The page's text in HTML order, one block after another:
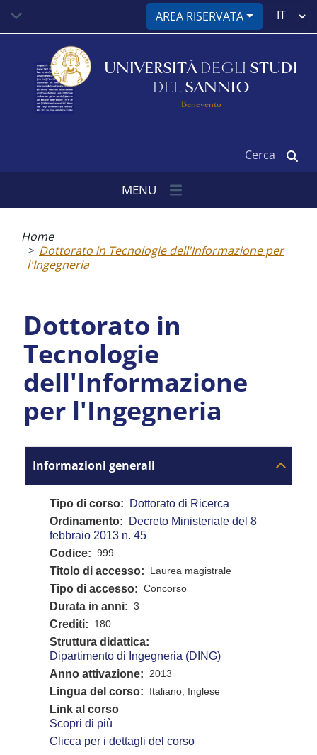
contenuto
AREA RISERVATA
Select
UNIVERSITÀ DEGLI STUDI
DEL SANNIO
Benevento
MENU
pane
Home
Dottorato in Tecnologie dell'Informazione per
l'Ingegneria
Dottorato in
Tecnologie
dell'Informazione
per l'Ingegneria
Informazioni generali
Tipo di corso
Dottorato di Ricerca
Ordinamento
Decreto Ministeriale del 8
febbraio 2013 n. 45
Codice
999
Titolo di accesso Laurea magistrale
Tipo di accesso Concorso
Durata in anni 3
Crediti 180
Struttura didattica
Dipartimento di Ingegneria (DING)
Anno attivazione
2013
Lingua del corso Italiano, Inglese
Link al corso
Scopri di più
Clicca per i dettagli del corso